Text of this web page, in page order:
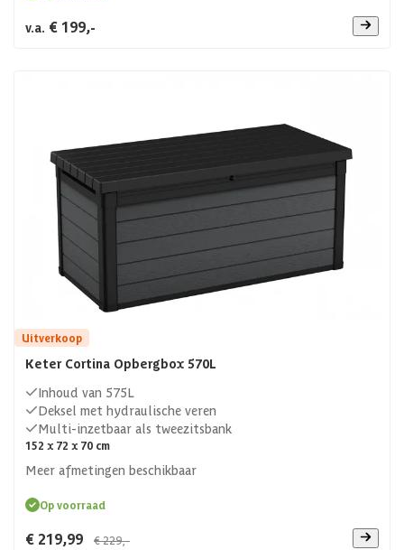
v.a. € 199,-
Uitverkoop
Keter Cortina Opbergbox 570L
Inhoud van 575L
Deksel met hydraulische veren
Multi-inzetbaar als tweezitsbank
152 x 72 x 70 cm
Meer afmetingen beschikbaar
Op voorraad
€ 219,99 € 229,-